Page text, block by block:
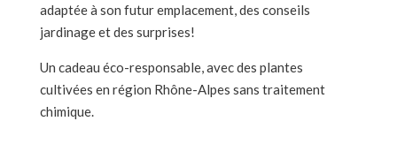
client
adaptée à son futur emplacement, des conseils
jardinage et des surprises!
Un cadeau éco-responsable, avec des plantes
cultivées en région Rhône-Alpes sans traitement
chimique.